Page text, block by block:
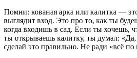
Помни: кованая арка или калитка —
выглядит вход. Это про то, как ты
когда входишь в сад. Если ты хочешь,
ты открываешь калитку, ты думал:
сделай это правильно. Не ради «всё